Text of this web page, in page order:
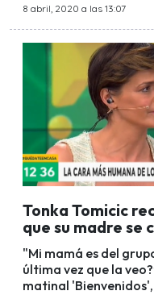
8 abril, 2020 a las 13:07
Tonka Tomicic
que su madre se
"Mi mamá es del
última vez que la
matinal 'Bienvenidos',